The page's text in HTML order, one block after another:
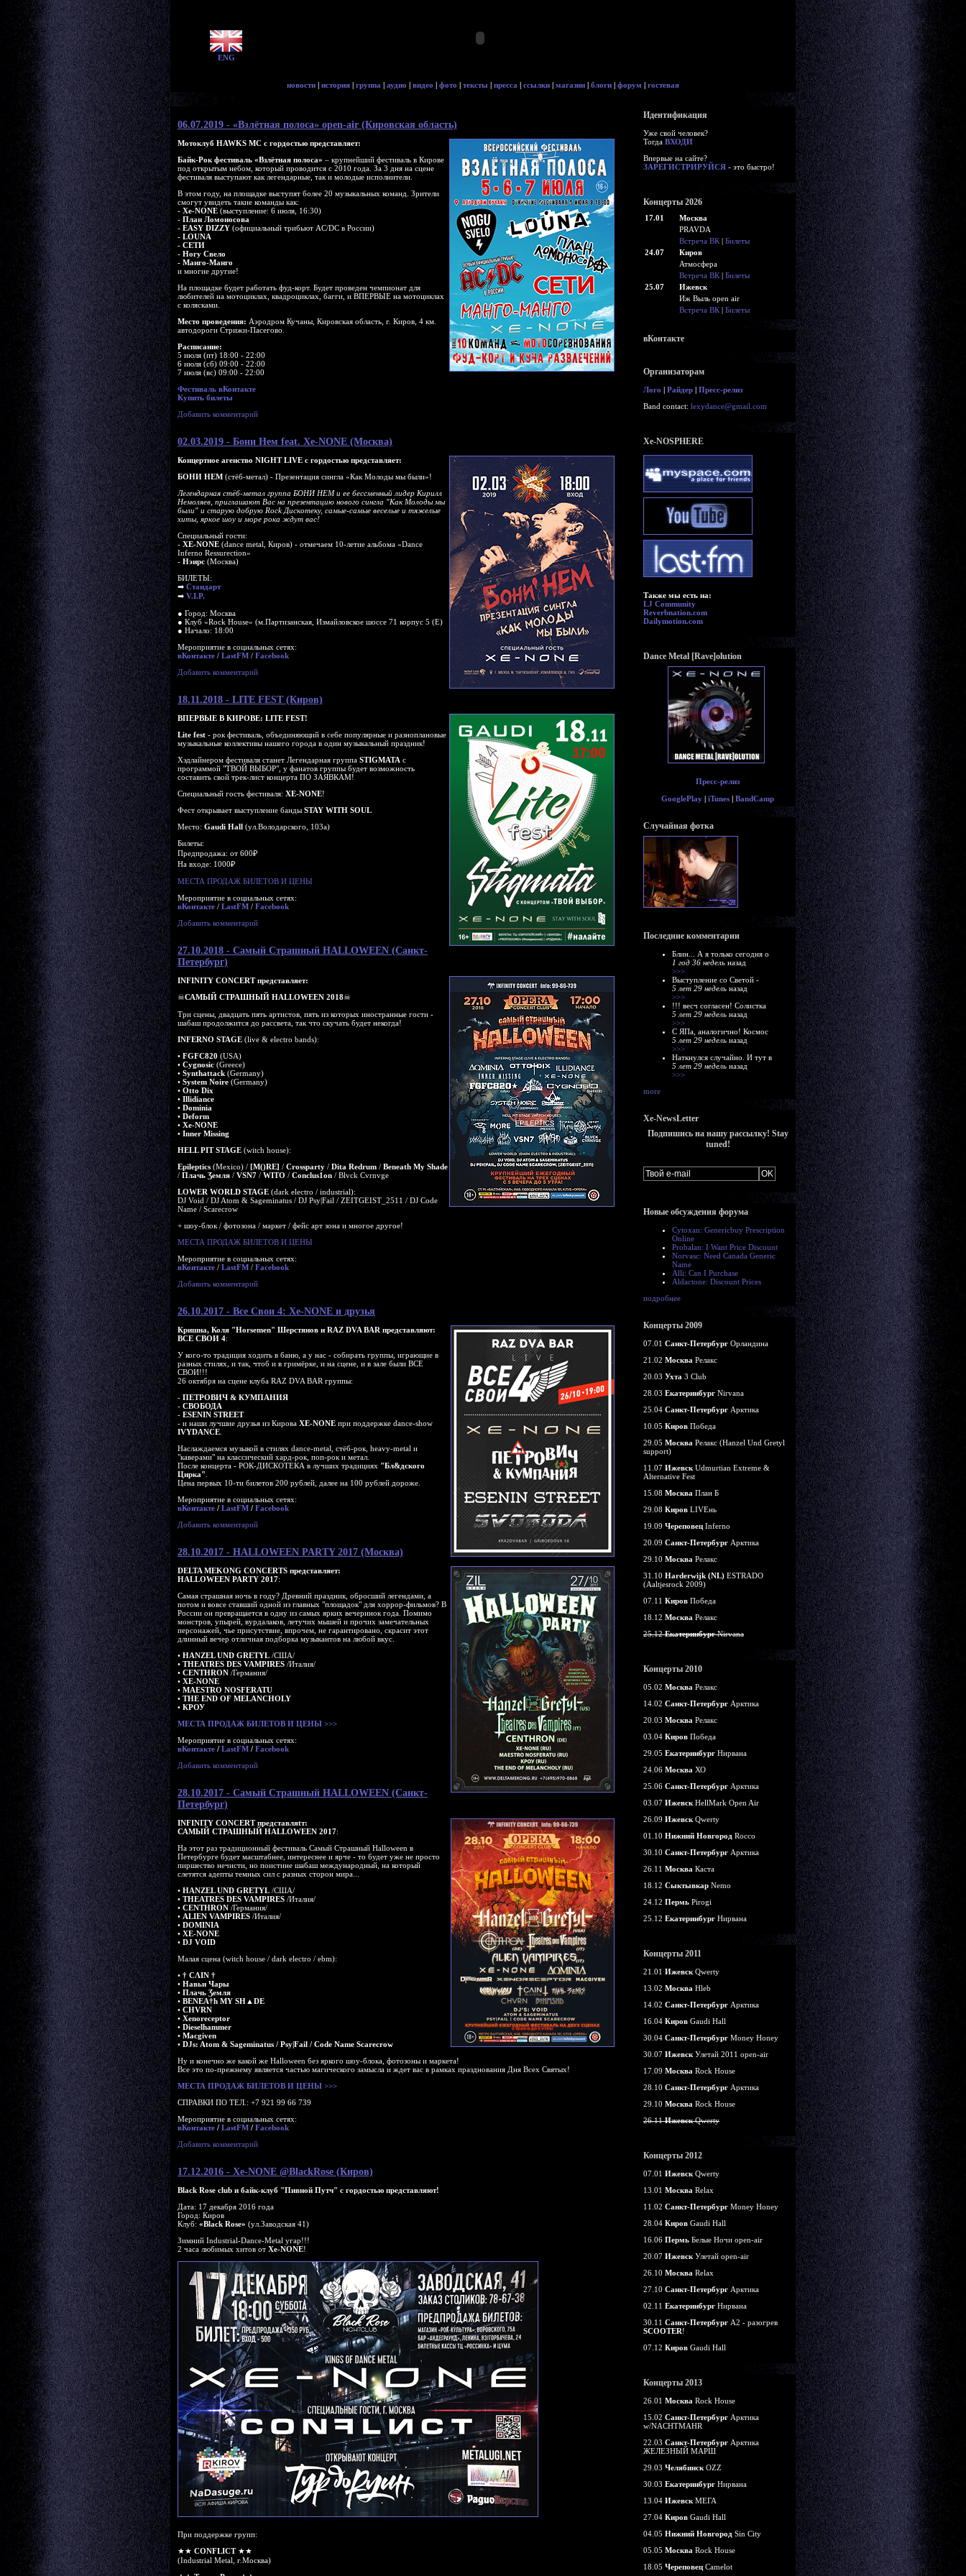
ENG
новости | история | группа | аудио | видео | фото | тексты | пресса | ссылки | магазин | блоги | форум | гостевая
06.07.2019 - «Взлётная полоса» open-air (Кировская область)
Мотоклуб HAWKS МС с гордостью представляет:
Байк-Рок фестиваль «Взлётная полоса» – крупнейший фестиваль в Кирове
под открытым небом, который проводится с 2010 года. За 3 дня на сцене
фестиваля выступают как легендарные, так и молодые исполнители.
В этом году, на площадке выступят более 20 музыкальных команд. Зрители
смогут увидеть такие команды как:
- Xe-NONE (выступление: 6 июля, 16:30)
- План Ломоносова
- EASY DIZZY (официальный трибьют AC/DC в России)
- LOUNA
- СЕТИ
- Ногу Свело
- Манго-Манго
и многие другие!
На площадке будет работать фуд-корт. Будет проведен чемпионат для
любителей на мотоциклах, квадроциклах, багги, и ВПЕРВЫЕ на мотоциклах
с колясками.
Место проведения: Аэродром Кучаны, Кировская область, г. Киров, 4 км.
автодороги Стрижи-Пасегово.
Расписание:
5 июля (пт) 18:00 - 22:00
6 июля (сб) 09:00 - 22:00
7 июля (вс) 09:00 - 22:00
Фестиваль вКонтакте
Купить билеты
Добавить комментарий
02.03.2019 - Бони Нем feat. Xe-NONE (Москва)
Концертное агенство NIGHT LIVE с гордостью представляет:
БОНИ НЕМ (стёб-метал) - Презентация сингла «Как Молоды мы были»!
Легендарная стёб-метал группа БОНИ НЕМ и ее бессменный лидер Кирилл
Немоляев, приглашают Вас на презентацию нового сингла "Как Молоды мы
были" и старую добрую Rock Дискотеку, самые-самые веселые и тяжелые
хиты, яркое шоу и море рока ждут вас!
Специальный гости:
- XE-NONE (dance metal, Киров) - отмечаем 10-летие альбома «Dance
Inferno Ressurection»
- Нэирс (Москва)
БИЛЕТЫ:
➡ Cтандарт
➡ V.I.P.
● Город: Москва
● Клуб «Rock House» (м.Партизанская, Измайловское шоссе 71 корпус 5 (Е)
● Начало: 18:00
Мероприятие в социальных сетях:
вКонтакте / LastFM / Facebook
Добавить комментарий
18.11.2018 - LITE FEST (Киров)
ВПЕРВЫЕ В КИРОВЕ: LITE FEST!
Lite fest - рок фестиваль, объединяющий в себе популярные и разноплановые
музыкальные коллективы нашего города в один музыкальный праздник!
Хэдлайнером фестиваля станет Легендарная группа STIGMATA с
программой "ТВОЙ ВЫБОР", у фанатов группы будет возможность
составить свой трек-лист концерта ПО ЗАЯВКАМ!
Специальный гость фестиваля: XE-NONE!
Фест открывает выступление банды STAY WITH SOUL
Место: Gaudi Hall (ул.Володарского, 103а)
Билеты:
Предпродажа: от 600₽
На входе: 1000₽
МЕСТА ПРОДАЖ БИЛЕТОВ И ЦЕНЫ
Мероприятие в социальных сетях:
вКонтакте / LastFM / Facebook
Добавить комментарий
27.10.2018 - Самый Страшный HALLOWEEN (Санкт-
Петербург)
INFINITY CONCERT представляет:
☠САМЫЙ СТРАШНЫЙ HALLOWEEN 2018☠
Три сцены, двадцать пять артистов, пять из которых иностранные гости -
шабаш продолжится до рассвета, так что скучать будет некогда!
INFERNO STAGE (live & electro bands):
• FGFC820 (USA)
• Cygnosic (Greece)
• Synthattack (Germany)
• System Noire (Germany)
• Otto Dix
• Illidiance
• Dominia
• Deform
• Xe-NONE
• Inner Missing
HELL PIT STAGE (witch house):
Epileptics (Mexico) / [M()RE] / Crossparty / Dita Redrum / Beneath My Shade
/ Плачь Ʒемля / VSN7 / WITO / Conclus1on / Blvck Cvrnvge
LOWER WORLD STAGE (dark electro / industrial):
DJ Void / DJ Atom & Sageminatus / DJ Psy|Fail / ZEITGEIST_2511 / DJ Code
Name / Scarecrow
+ шоу-блок / фотозона / маркет / фейс арт зона и многое другое!
МЕСТА ПРОДАЖ БИЛЕТОВ И ЦЕНЫ
Мероприятие в социальных сетях:
вКонтакте / LastFM / Facebook
Добавить комментарий
26.10.2017 - Все Свои 4: Xe-NONE и друзья
Кришна, Коля "Horsemen" Шерстянов и RAZ DVA BAR представляют:
ВСЕ СВОИ 4:
У кого-то традиция ходить в баню, а у нас - собирать группы, играющие в
разных стилях, и так, чтоб и в гримёрке, и на сцене, и в зале были ВСЕ
СВОИ!!!
26 октября на сцене клуба RAZ DVA BAR группы:
- ПЕТРОВИЧ & КУМПАНИЯ
- CВОБОДА
- ESENIN STREET
- и наши лучшие друзья из Кирова XE-NONE при поддержке dance-show
IVYDANCE
Наслаждаемся музыкой в стилях dance-metal, стёб-рок, heavy-metal и
"каверами" на классический хард-рок, поп-рок и метал.
После концерта - РОК-ДИСКОТЕКА в лучших традициях "Бл&дского
Цирка"
Цена первых 10-ти билетов 200 рублей, далее на 100 рублей дороже.
Мероприятие в социальных сетях:
вКонтакте / LastFM / Facebook
Добавить комментарий
28.10.2017 - HALLOWEEN PARTY 2017 (Москва)
DELTA MEKONG CONCERTS представляет:
HALLOWEEN PARTY 2017:
Самая страшная ночь в году? Древний праздник, обросший легендами, а
потом и вовсе ставший одной из главных "площадок" для хоррор-фильмов? В
России он превращается в одну из самых ярких вечеринок года. Помимо
монстров, упырей, вурдалаков, летучих мышей и прочих замечательных
персонажей, чье присутствие, впрочем, не гарантировано, скрасит этот
длинный вечер отличная подборка музыкантов на любой вкус.
• HANZEL UND GRETYL /США/
• THEATRES DES VAMPIRES /Италия/
• CENTHRON /Германия/
• XE-NONE
• MAESTRO NOSFERATU
• THE END OF MELANCHOLY
• КРОУ
МЕСТА ПРОДАЖ БИЛЕТОВ И ЦЕНЫ >>>
Мероприятие в социальных сетях:
вКонтакте / LastFM / Facebook
Добавить комментарий
28.10.2017 - Самый Страшный HALLOWEEN (Санкт-
Петербург)
INFINITY CONCERT представляtт:
САМЫЙ СТРАШНЫЙ HALLOWEEN 2017:
На этот раз традиционный фестиваль Самый Страшный Halloween в
Петербурге будет масштабнее, интереснее и ярче - то будет уже не просто
пиршество нечисти, но поистине шабаш международный, на который
слетятся адепты темных сил с разных сторон мира...
• HANZEL UND GRETYL /США/
• THEATRES DES VAMPIRES /Италия/
• CENTHRON /Германия/
• ALIEN VAMPIRES /Италия/
• DOMINIA
• XE-NONE
• DJ VOID
Малая сцена (witch house / dark electro / ebm):
• † CΛIN †
• Навьи Чары
• Πлачь Ʒемля
• BENEA†h MY SH▲DE
• CHVRN
• Xenoreceptor
• Dieselhammer
• Macgiven
• DJs: Atom & Sageminatus / Psy|Fail / Code Name Scarecrow
Ну и конечно же какой же Halloween без яркого шоу-блока, фотозоны и маркета!
Все это по-прежнему является частью магического замысла и ждет вас в рамках празднования Дня Всех Святых!
МЕСТА ПРОДАЖ БИЛЕТОВ И ЦЕНЫ >>>
СПРАВКИ ПО ТЕЛ.: +7 921 99 66 739
Мероприятие в социальных сетях:
вКонтакте / LastFM / Facebook
Добавить комментарий
17.12.2016 - Xe-NONE @BlackRose (Киров)
Black Rose club и байк-клуб "Пивной Путч" с гордостью представляют!
Дата: 17 декабря 2016 года
Город: Киров
Клуб: «Black Rose» (ул.Заводская 41)
Зимний Industrial-Dance-Metal угар!!!
2 часа любимых хитов от Xe-NONE!
При поддержке групп:
★★ CONFLICT★★
(Industrial Metal, г.Москва)
Идентификация
Уже свой человек?
Тогда ВХОДИ
Впервые на сайте?
ЗАРЕГИСТРИРУЙСЯ - это быстро!
Концерты 2026
17.01
Москва
PRAVDA
Встреча ВК | Билеты
24.07
Киров
Атмосфера
Встреча ВК | Билеты
25.07
Ижевск
Иж Выль open air
Встреча ВК | Билеты
вКонтакте
Организаторам
Лого | Райдер | Пресс-релиз
Band contact: lexydance@gmail.com
Xe-NOSPHERE
Также мы есть на:
LJ Community
Reverbnation.com
Dailymotion.com
Dance Metal [Rave]olution
Пресс-релиз
GooglePlay | iTunes | BandCamp
Случайная фотка
Последние комментарии
Блин... А я только сегодня о
1 год 36 недель назад
>>>
Выступление со Светой -
5 лет 29 недель назад
>>>
!!! весч согласен! Солистка
5 лет 29 недель назад
>>>
С ЯПа, аналогично! Космос
5 лет 29 недель назад
>>>
Наткнулся случайно. И тут в
5 лет 29 недель назад
>>>
more
Xe-NewsLetter
Подпишись на нашу рассылку! Stay
tuned!
Новые обсуждения форума
Cytoxan: Genericbuy Prescription
Online
Probalan: I Want Price Discount
Norvasc: Need Canada Generic
Name
Alli: Can I Purchase
Aldactone: Discount Prices
подробнее
Концерты 2009
07.01 Санкт-Петербург Орландина
21.02 Москва Релакс
20.03 Ухта 3 Club
28.03 Екатеринбург Nirvana
25.04 Санкт-Петербург Арктика
10.05 Киров Победа
29.05 Москва Релакс (Hanzel Und Gretyl
support)
11.07 Ижевск Udmurtian Extreme &
Alternative Fest
15.08 Москва План Б
29.08 Киров LIVEнь
19.09 Череповец Inferno
20.09 Санкт-Петербург Арктика
29.10 Москва Релакс
31.10 Harderwijk (NL) ESTRADO
(Aaltjesrock 2009)
07.11 Киров Победа
18.12 Москва Релакс
25.12ЕкатеринбургNirvana
Концерты 2010
05.02 Москва Релакс
14.02 Санкт-Петербург Арктика
20.03 Москва Релакс
03.04 Киров Победа
29.05 Екатеринбург Нирвана
24.06 Москва ХО
25.06 Санкт-Петербург Арктика
03.07 Ижевск HellMark Open Air
26.09 Ижевск Qwerty
01.10 Нижний Новгород Rocco
30.10 Санкт-Петербург Арктика
26.11 Москва Каста
18.12 Сыктывкар Nemo
24.12 Пермь Pirogi
25.12 Екатеринбург Нирвана
Концерты 2011
21.01 Ижевск Qwerty
13.02 Москва Hleb
14.02 Санкт-Петербург Арктика
16.04 Киров Gaudi Hall
30.04 Санкт-Петербург Money Honey
30.07 Ижевск Улетай 2011 open-air
17.09 Москва Rock House
28.10 Санкт-Петербург Арктика
29.10 Москва Rock House
26.11ИжевскQwerty
Концерты 2012
07.01 Ижевск Qwerty
13.01 Москва Relax
11.02 Санкт-Петербург Money Honey
28.04 Киров Gaudi Hall
16.06 Пермь Белые Ночи open-air
20.07 Ижевск Улетай open-air
26.10 Москва Relax
27.10 Санкт-Петербург Арктика
02.11 Екатеринбург Нирвана
30.11 Санкт-Петербург А2 - разогрев
SCOOTER!
07.12 Киров Gaudi Hall
Концерты 2013
26.01 Москва Rock House
15.02 Санкт-Петербург Арктика
w/NACHTMAHR
22.03 Санкт-Петербург Арктика
ЖЕЛЕЗНЫЙ МАРШ
29.03 Челябинск OZZ
30.03 Екатеринбург Нирвана
13.04 Ижевск МЕГА
27.04 Киров Gaudi Hall
04.05 Нижний Новгород Sin City
05.05 Москва Rock House
18.05 Череповец Camelot